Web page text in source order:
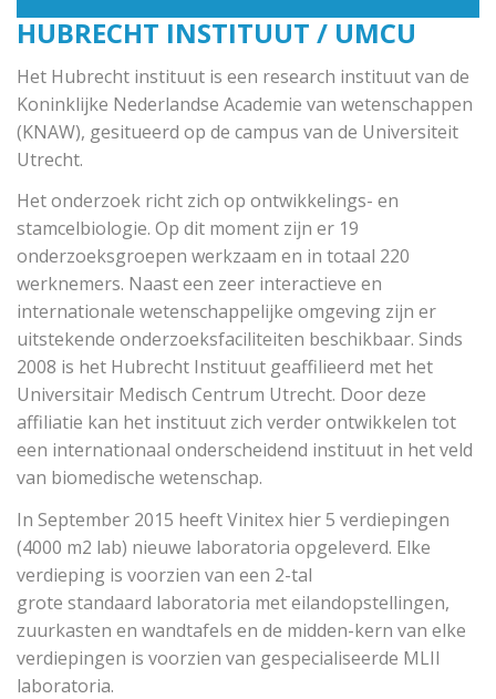
HUBRECHT INSTITUUT / UMCU
Het Hubrecht instituut is een research instituut van de
Koninklijke Nederlandse Academie van wetenschappen
(KNAW), gesitueerd op de campus van de Universiteit
Utrecht.
Het onderzoek richt zich op ontwikkelings- en
stamcelbiologie. Op dit moment zijn er 19
onderzoeksgroepen werkzaam en in totaal 220
werknemers. Naast een zeer interactieve en
internationale wetenschappelijke omgeving zijn er
uitstekende onderzoeksfaciliteiten beschikbaar. Sinds
2008 is het Hubrecht Instituut geaffilieerd met het
Universitair Medisch Centrum Utrecht. Door deze
affiliatie kan het instituut zich verder ontwikkelen tot
een internationaal onderscheidend instituut in het veld
van biomedische wetenschap.
In September 2015 heeft Vinitex hier 5 verdiepingen
(4000 m2 lab) nieuwe laboratoria opgeleverd. Elke
verdieping is voorzien van een 2-tal
grote standaard laboratoria met eilandopstellingen,
zuurkasten en wandtafels en de midden-kern van elke
verdiepingen is voorzien van gespecialiseerde MLII
laboratoria.